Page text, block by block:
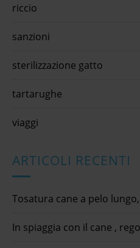
riccio
sanzioni
sterilizzazione gatto
tartarughe
viaggi
ARTICOLI RECENTI
Tosatura cane a pelo
In spiaggia con il cane ,